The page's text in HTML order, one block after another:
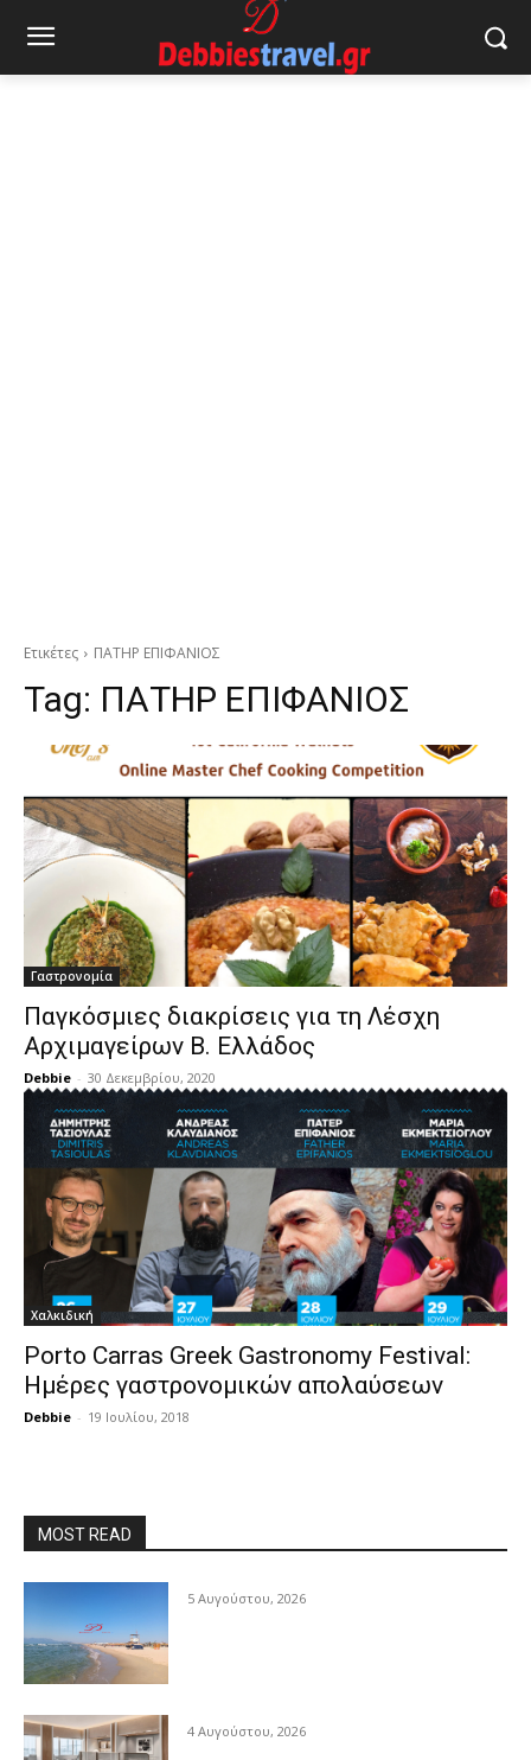
Ετικέτες ΠΑΤΗΡ ΕΠΙΦΑΝΙΟΣ
Tag: ΠΑΤΗΡ ΕΠΙΦΑΝΙΟΣ
Γαστρονομία
Παγκόσμιες διακρίσεις για τη Λέσχη
Αρχιμαγείρων Β. Ελλάδος
Debbie - 30 Δεκεμβρίου, 2020
Χαλκιδική
Porto Carras Greek Gastronomy Festival:
Ημέρες γαστρονομικών απολαύσεων
Debbie - 19 Ιουλίου, 2018
MOST READ
5 Αυγούστου, 2026
4 Αυγούστου, 2026